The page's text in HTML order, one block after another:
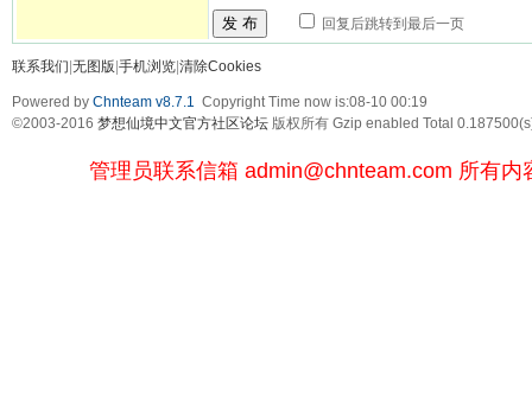
发 布 回复后跳转到最后一页
联系我们 无图版 手机浏览 清除Cookies
Powered by Chnteam v8.7.1 Copyright Time now is:08-10 00:19
©2003-2016 梦想仙境中文官方社区论坛 版权所有 Gzip enabled Total
管理员联系信箱 admin@chnteam.com 所有内